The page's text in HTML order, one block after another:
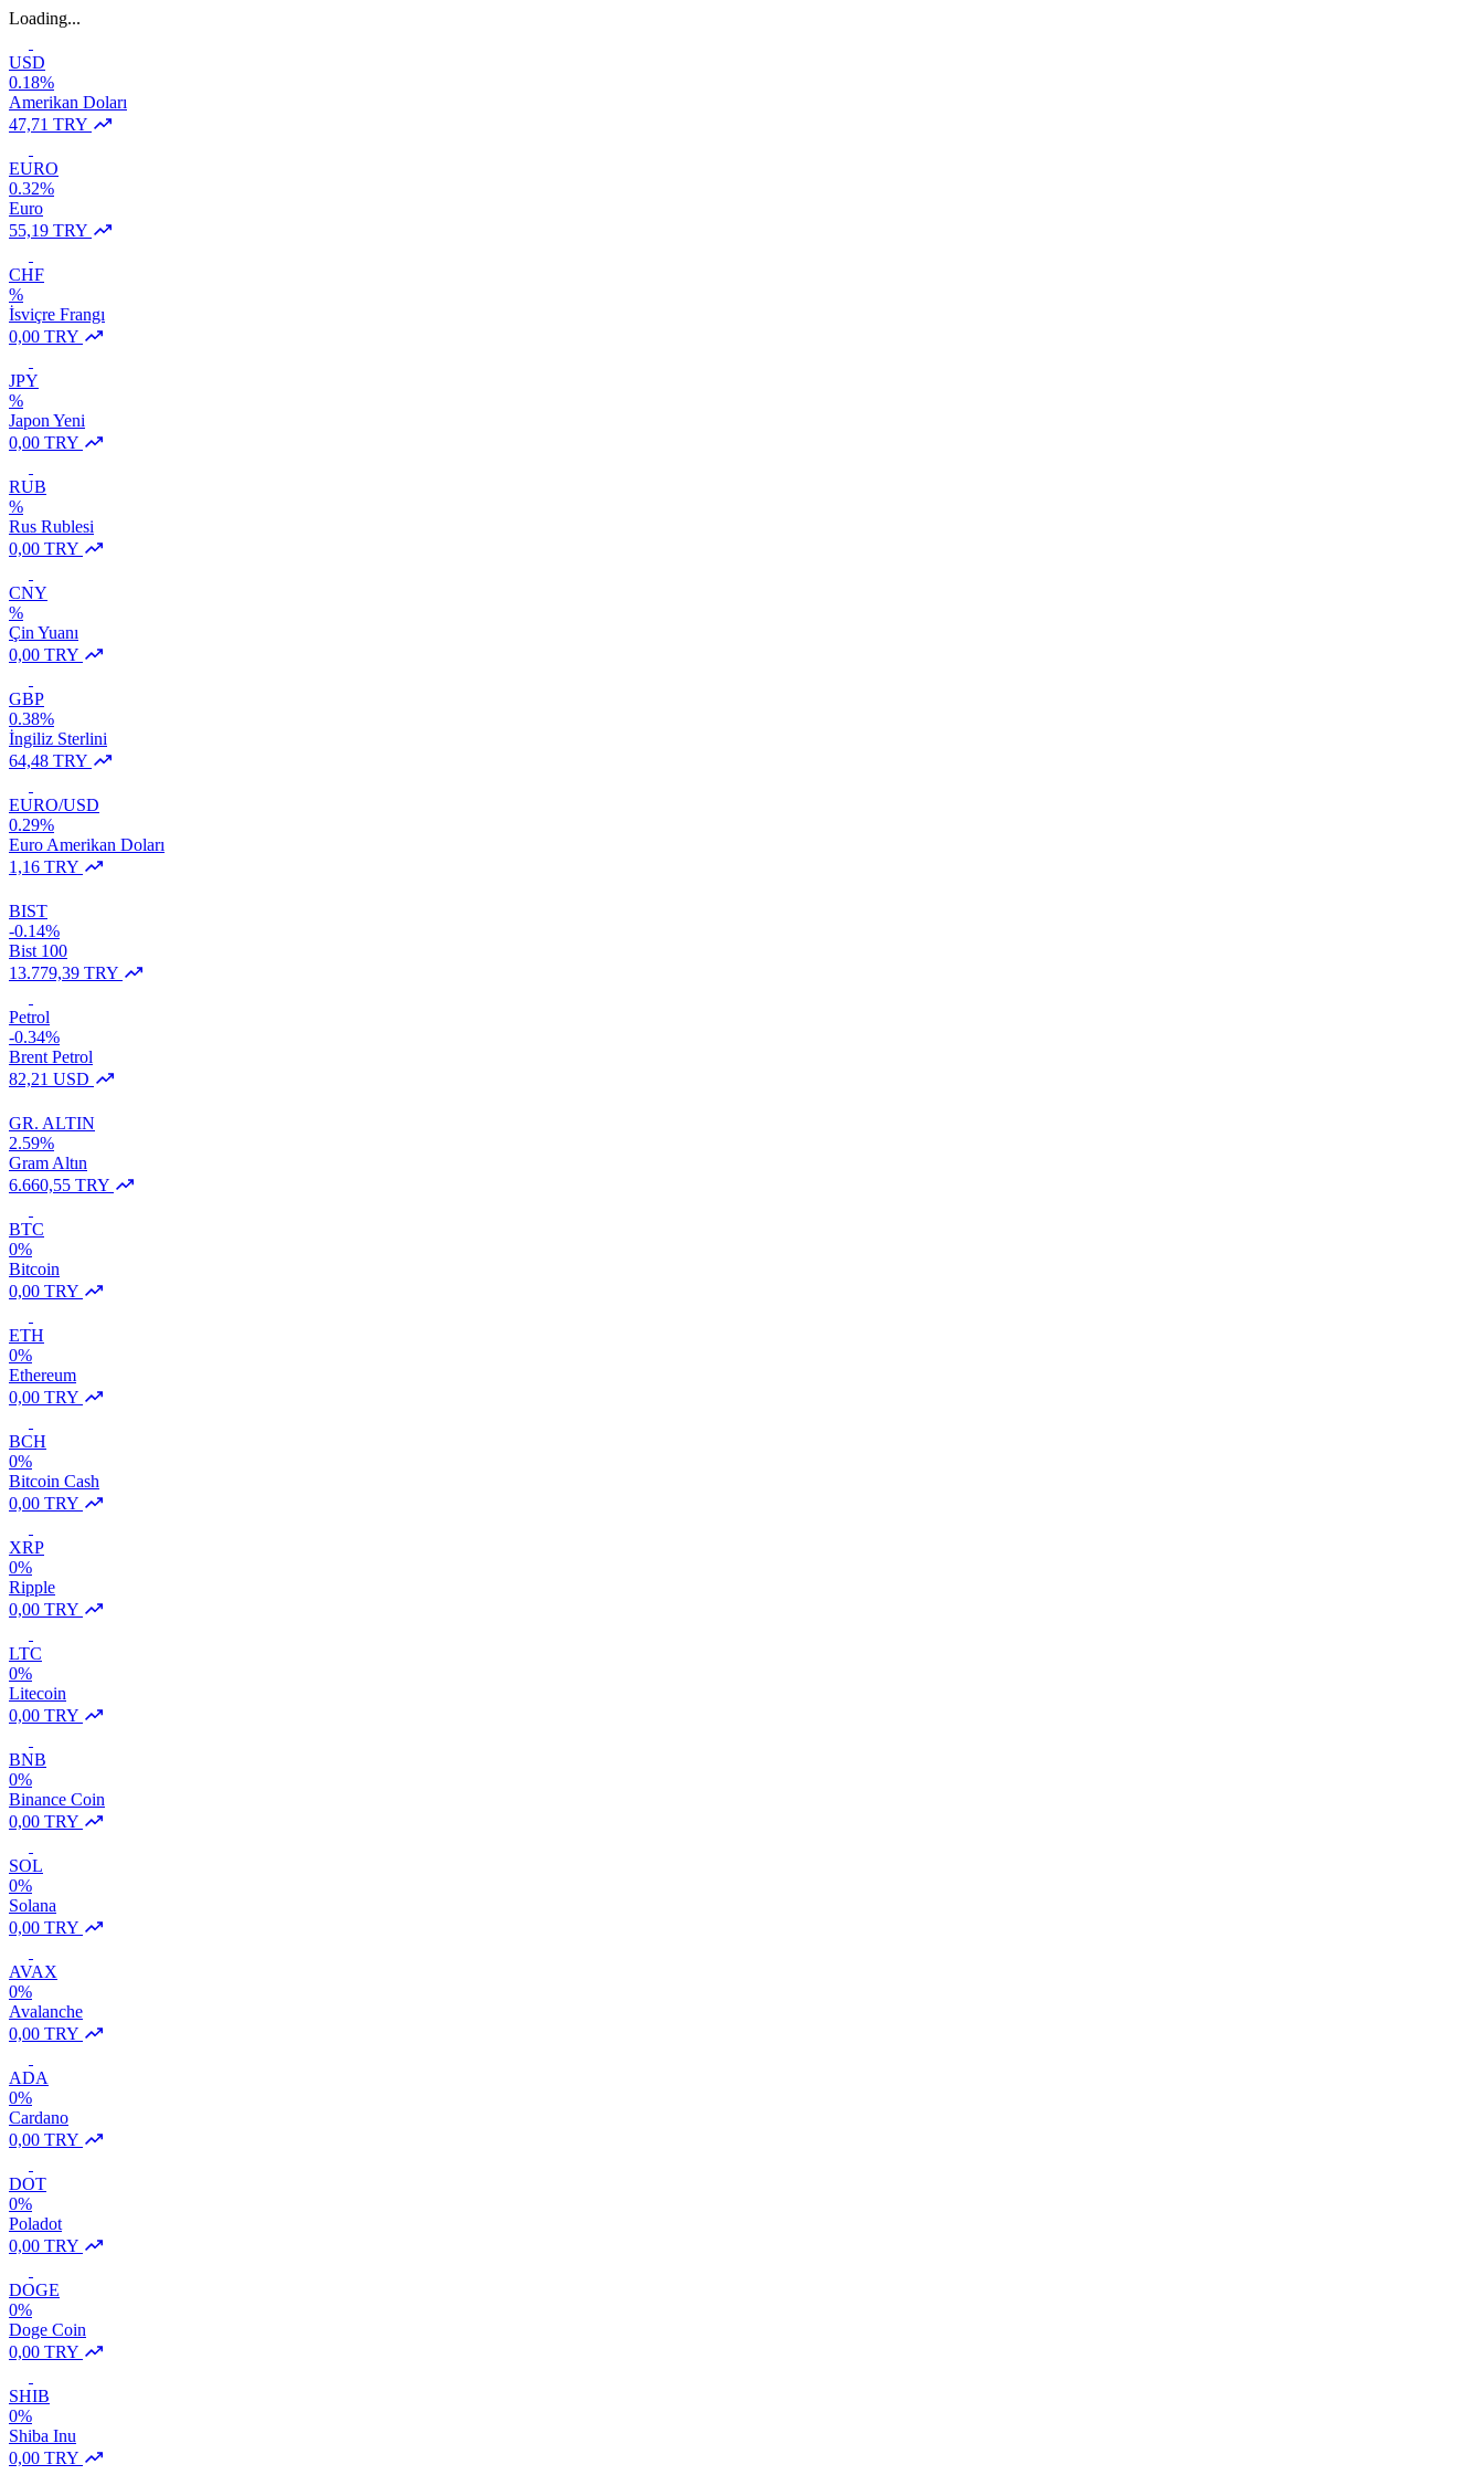
Loading...
USD
0.18%
Amerikan Doları
47,71 TRY
EURO
0.32%
Euro
55,19 TRY
CHF
%
İsviçre Frangı
0,00 TRY
JPY
%
Japon Yeni
0,00 TRY
RUB
%
Rus Rublesi
0,00 TRY
CNY
%
Çin Yuanı
0,00 TRY
GBP
0.38%
İngiliz Sterlini
64,48 TRY
EURO/USD
0.29%
Euro Amerikan Doları
1,16 TRY
BIST
-0.14%
Bist 100
13.779,39 TRY
Petrol
-0.34%
Brent Petrol
82,21 USD
GR. ALTIN
2.59%
Gram Altın
6.660,55 TRY
BTC
0%
Bitcoin
0,00 TRY
ETH
0%
Ethereum
0,00 TRY
BCH
0%
Bitcoin Cash
0,00 TRY
XRP
0%
Ripple
0,00 TRY
LTC
0%
Litecoin
0,00 TRY
BNB
0%
Binance Coin
0,00 TRY
SOL
0%
Solana
0,00 TRY
AVAX
0%
Avalanche
0,00 TRY
ADA
0%
Cardano
0,00 TRY
DOT
0%
Poladot
0,00 TRY
DOGE
0%
Doge Coin
0,00 TRY
SHIB
0%
Shiba Inu
0,00 TRY